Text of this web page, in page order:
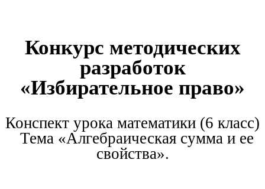
Конкурс методических
разработок
«Избирательное право»
Конспект урока математики (6 класс)
Тема «Алгебраическая сумма и ее
свойства».